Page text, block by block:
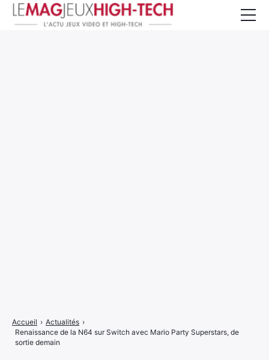
Accueil › Actualités ›
Renaissance de la N64 sur Switch avec Mario Party Superstars, de
sortie demain